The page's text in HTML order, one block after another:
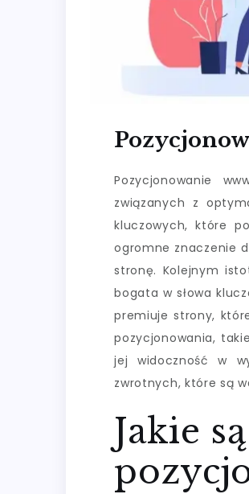
Pozycjonowanie
związanych z
kluczowych, które
ogromne znaczenie
stronę. Kolejnym
bogata w słowa
premiuje strony,
pozycjonowania,
jej widoczność w
zwrotnych, które są
Jakie